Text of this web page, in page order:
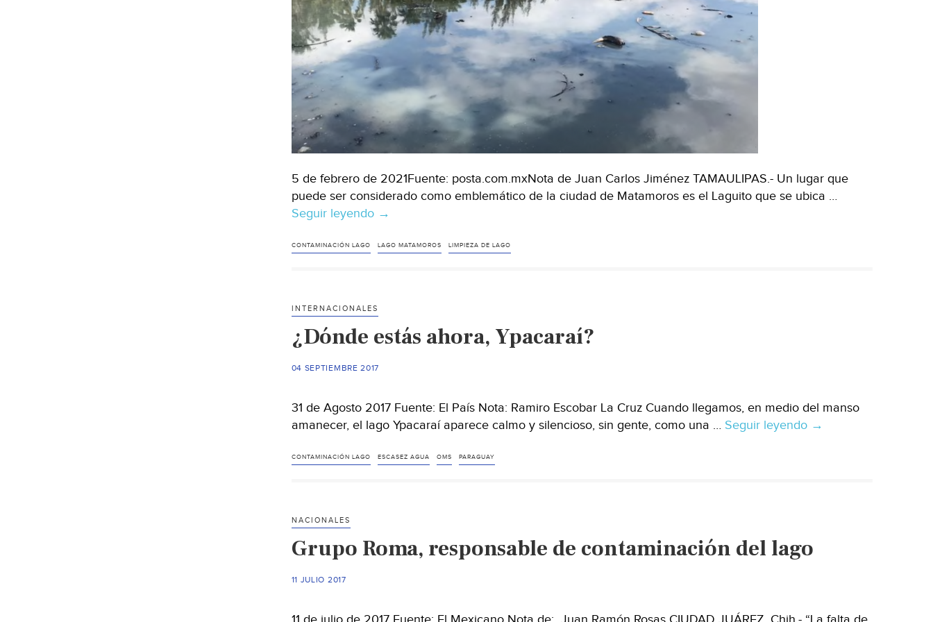
5 de febrero de 2021Fuente: posta.com.mxNota de Juan Carlos Jiménez TAMAULIPAS.- Un lugar que
puede ser considerado como emblemático de la ciudad de Matamoros es el Laguito que se ubica …
Seguir leyendo Tamaulipas:
si
Buscan
rescatar
‘Laguito’
Matamoros
de
contaminación
→
CONTAMINACIÓN LAGO LAGO MATAMOROS LIMPIEZA DE LAGO
INTERNACIONALES
¿Dónde estás ahora, Ypacaraí?
04 SEPTIEMBRE 2017
31 de Agosto 2017 Fuente: El País Nota: Ramiro Escobar La Cruz Cuando llegamos, en medio del manso
amanecer, el lago Ypacaraí aparece calmo y silencioso, sin gente, como una … Seguir leyendo ¿Dónde
→
CONTAMINACIÓN LAGO ESCASEZ AGUA OMS PARAGUAY
NACIONALES
Grupo Roma, responsable de contaminación del lago
11 JULIO 2017